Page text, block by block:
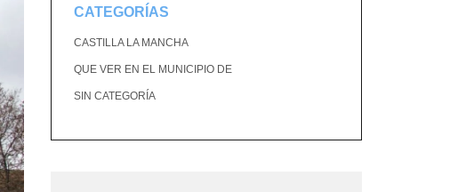
CATEGORÍAS
CASTILLA LA MANCHA
QUE VER EN EL MUNICIPIO DE
SIN CATEGORÍA